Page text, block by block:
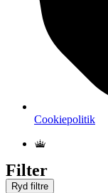
Cookiepolitik
Filter
Ryd filtre